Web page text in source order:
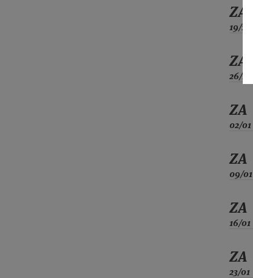
ZA
19/12
ZA
26/12
ZA
02/01
ZA
09/01
ZA
16/01
ZA
23/01